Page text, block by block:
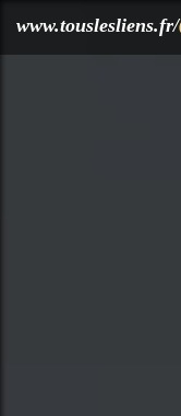
www.touslesliens.fr/